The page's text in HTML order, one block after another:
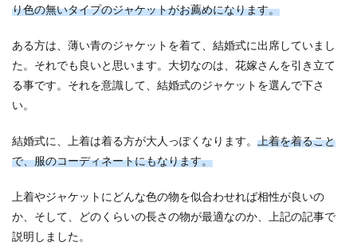
り色の無いタイプのジャケットがお薦めになります。
ある方は、薄い青のジャケットを着て、結婚式に出席していまし
た。それでも良いと思います。大切なのは、花嫁さんを引き立て
る事です。それを意識して、結婚式のジャケットを選んで下さ
い。
結婚式に、上着は着る方が大人っぽくなります。 上着を着ること
で、服のコーディネートにもなります。
上着やジャケットにどんな色の物を似合わせれば相性が良いの
か、そして、どのくらいの長さの物が最適なのか、上記の記事で
説明しました。